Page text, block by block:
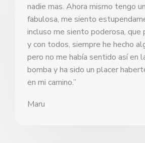
nadie mas. Ahora mismo tengo
fabulosa, me siento
incluso me siento poderosa, que
y con todos, siempre he hecho
pero no me había sentido así en
bomba y ha sido un placer
en mi camino.​”
Maru